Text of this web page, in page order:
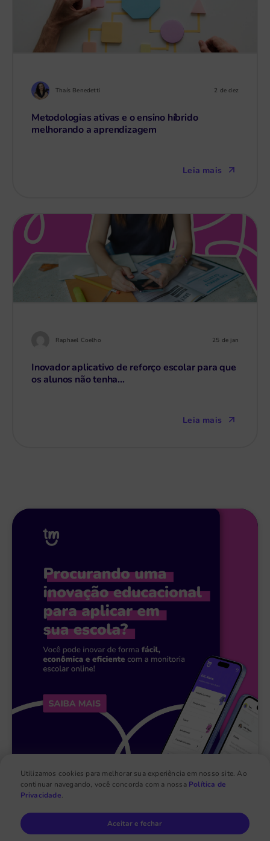
Thaís Benedetti 2 de dez
Metodologias ativas e o ensino híbrido
melhorando a aprendizagem
Leia mais
Raphael Coelho 25 de jan
Inovador aplicativo de reforço escolar para que
os alunos não tenha...
Leia mais
Utilizamos cookies para melhorar sua experiência em nosso site. Ao
continuar navegando, você concorda com a nossa Política de
Privacidade.
Aceitar e fechar